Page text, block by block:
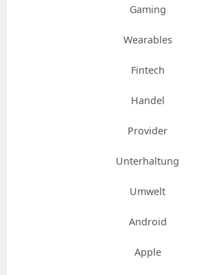
Gaming
Wearables
Fintech
Handel
Provider
Unterhaltung
Umwelt
Android
Apple